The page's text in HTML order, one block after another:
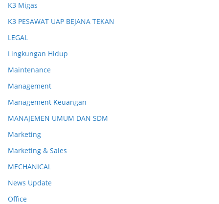
K3 Migas
K3 PESAWAT UAP BEJANA TEKAN
LEGAL
Lingkungan Hidup
Maintenance
Management
Management Keuangan
MANAJEMEN UMUM DAN SDM
Marketing
Marketing & Sales
MECHANICAL
News Update
Office